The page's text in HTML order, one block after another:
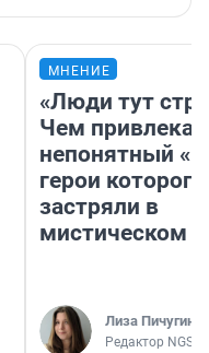
МНЕНИЕ
«Люди тут
Чем
непонятный
герои которого
застряли в
мистическом
Лиза Пичугина
Редактор